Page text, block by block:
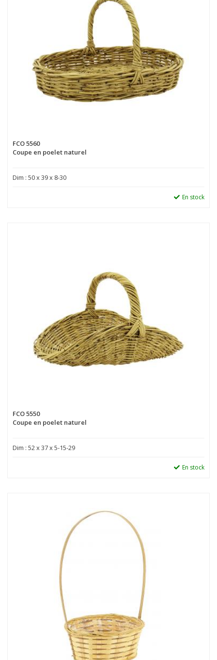
FCO 5560
Coupe en poelet naturel
Dim : 50 x 39 x 8-30
En stock
FCO 5550
Coupe en poelet naturel
Dim : 52 x 37 x 5-15-29
En stock